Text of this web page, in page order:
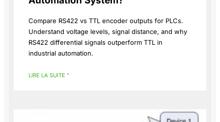
Compare RS422 vs TTL encoder outputs for PLCs.
Understand voltage levels, signal distance, and why
RS422 differential signals outperform TTL in
industrial automation.
LIRE LA SUITE "